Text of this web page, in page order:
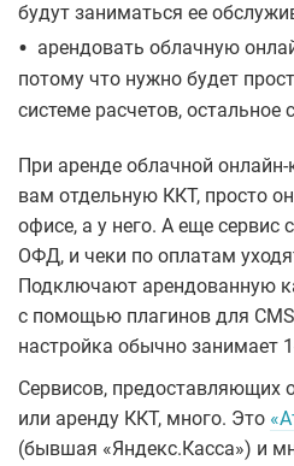
будут заниматься ее
• арендовать облачную
потому что нужно будет
системе расчетов, остальное
При аренде облачной
вам отдельную ККТ, просто
офисе, а у него. А еще сервис
ОФД, и чеки по оплатам
Подключают арендованную
с помощью плагинов для
настройка обычно занимает
Сервисов, предоставляющих
или аренду ККТ, много. Это
(бывшая «Яндекс.Касса») и